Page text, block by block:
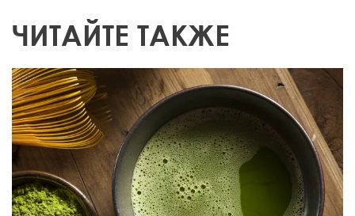
ЧИТАЙТЕ ТАКЖЕ